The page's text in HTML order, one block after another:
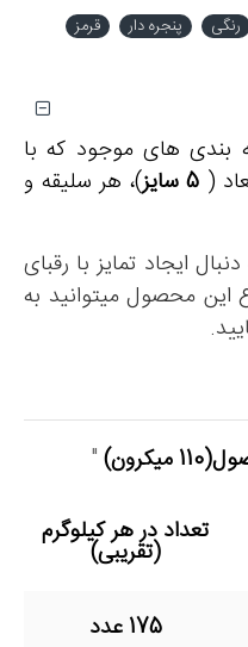
رنگی پنجره دار
قرمز
بندی های موجود که با
( 5 سایز
)، هر سلیقه و
ایجاد تمایز با رقبای
محصول میتوانید به
(110 میکرون)
"
تعداد در هر کیلوگرم
(تقریبی)
175 عدد